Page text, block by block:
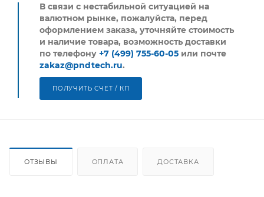
В связи с нестабильной ситуацией на
валютном рынке, пожалуйста, перед
оформлением заказа, уточняйте стоимость
и наличие товара, возможность доставки
по телефону +7 (499) 755-60-05 или почте
zakaz@pndtech.ru.
ПОЛУЧИТЬ СЧЕТ / КП
ОТЗЫВЫ ОПЛАТА ДОСТАВКА